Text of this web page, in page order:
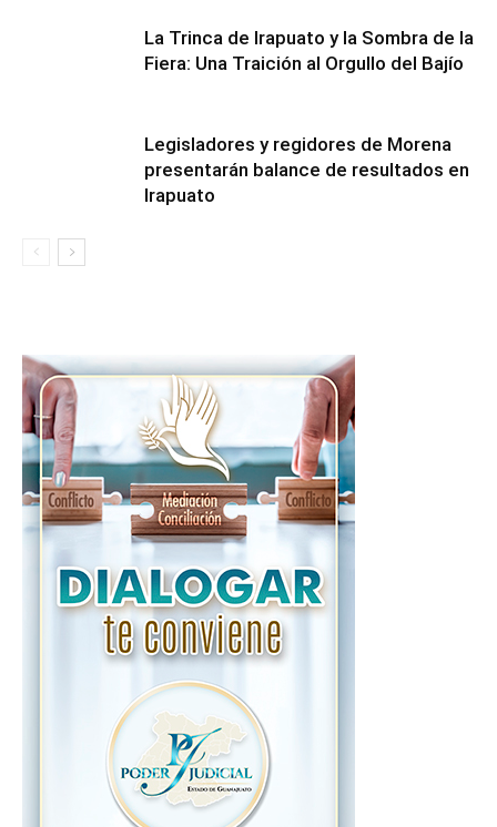
​La Trinca de Irapuato y la Sombra de la
Fiera: Una Traición al Orgullo del Bajío
Legisladores y regidores de Morena
presentarán balance de resultados en
Irapuato